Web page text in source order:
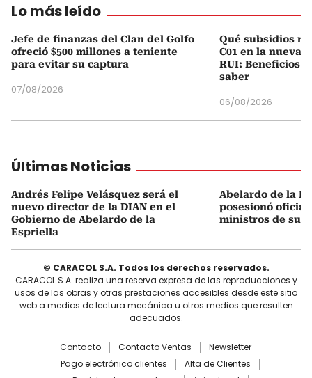
Lo más leído
Jefe de finanzas del Clan del Golfo
ofreció $500 millones a teniente
para evitar su captura
07/08/2026
Qué subsidios
C01 en la nueva
RUI: Beneficios
saber
06/08/2026
Últimas Noticias
Andrés Felipe Velásquez será el
nuevo director de la DIAN en el
Gobierno de Abelardo de la
Espriella
Abelardo de la
posesionó
ministros de su
© CARACOL S.A. Todos los derechos reservados.
CARACOL S.A. realiza una reserva expresa de las reproducciones y
usos de las obras y otras prestaciones accesibles desde este sitio
web a medios de lectura mecánica u otros medios que resulten
adecuados.
Contacto Contacto Ventas
Newsletter
Pago electrónico clientes
Alta de Clientes